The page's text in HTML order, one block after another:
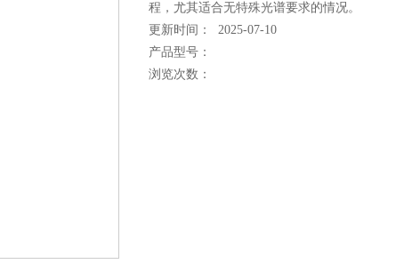
程，尤其适合无特殊光谱要求的情况。
更新时间： 2025-07-10
产品型号：
浏览次数：